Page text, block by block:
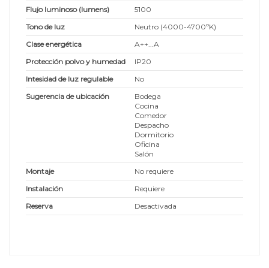
Flujo luminoso (lumens)
5100
Tono de luz
Neutro (4000-4700ºK)
Clase energética
A++...A
Protección polvo y humedad
IP20
Intesidad de luz regulable
No
Sugerencia de ubicación
Bodega
Cocina
Comedor
Despacho
Dormitorio
Oficina
Salón
Montaje
No requiere
Instalación
Requiere
Reserva
Desactivada